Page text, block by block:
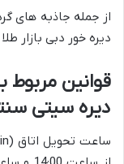
از جمله جاذبه های
دیره خور دبی بازار
قوانین
دیره سیتی